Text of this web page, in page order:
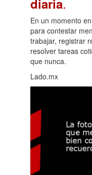
diaria
En un momento
para contestar
trabajar, registrar
resolver tareas
que nunca.
Lado.mx